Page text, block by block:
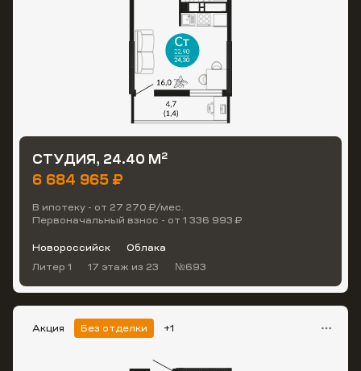
СТУДИЯ, 24.40 М2
6 684 965 ₽
В ипотеку - от 27 270 ₽/мес.
Первоначальный взнос - от 1 336 993 ₽
Новороссийск
Облака
Литер 1
17 этаж из 23 №693
Акция Без отделки +1